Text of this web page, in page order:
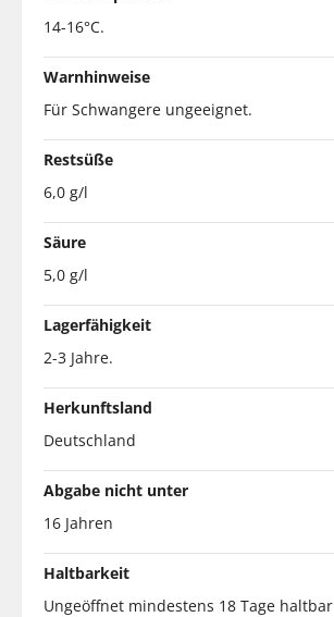
14-16°C.
Warnhinweise
Für Schwangere ungeeignet.
Restsüße
6,0 g/l
Säure
5,0 g/l
Lagerfähigkeit
2-3 Jahre.
Herkunftsland
Deutschland
Abgabe nicht unter
16 Jahren
Haltbarkeit
Ungeöffnet mindestens 18 Tage haltbar